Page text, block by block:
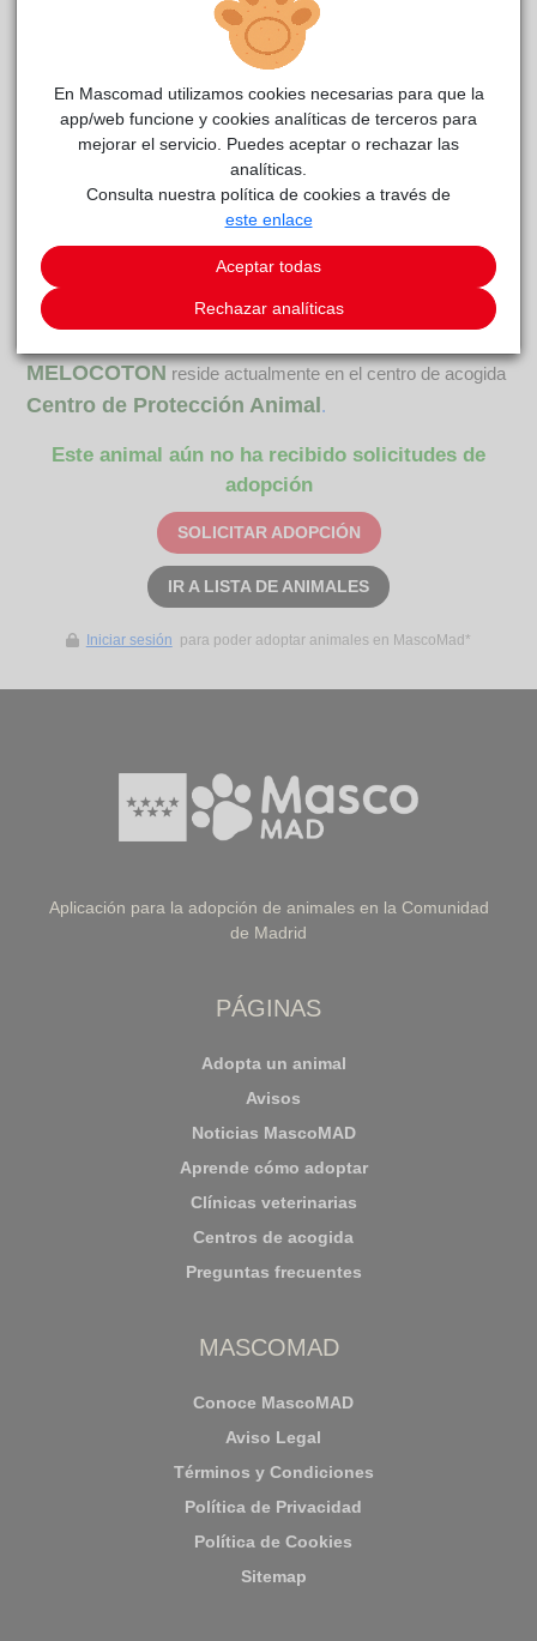
CENTRO DE ACOGIDA
MELOCOTON reside actualmente en el centro de acogida
Centro de Protección Animal .
Este animal aún no ha recibido solicitudes de
adopción
SOLICITAR ADOPCIÓN
IR A LISTA DE ANIMALES
Iniciar sesión para poder adoptar animales en MascoMad*
Aplicación para la adopción de animales en la Comunidad
de Madrid
PÁGINAS
Adopta un animal
Avisos
Noticias MascoMAD
Aprende cómo adoptar
Clínicas veterinarias
Centros de acogida
Preguntas frecuentes
MASCOMAD
Conoce MascoMAD
Aviso Legal
Términos y Condiciones
Política de Privacidad
Política de Cookies
Sitemap
En Mascomad utilizamos cookies necesarias para que la
app/web funcione y cookies analíticas de terceros para
mejorar el servicio. Puedes aceptar o rechazar las
analíticas.
Consulta nuestra política de cookies a través de
este enlace
Aceptar todas
Rechazar analíticas